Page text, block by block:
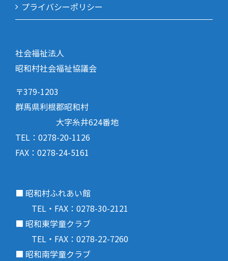
プライバシーポリシー
社会福祉法人
昭和村社会福祉協議会
〒379-1203
群馬県利根郡昭和村
大字糸井624番地
TEL：0278-20-1126
FAX：0278-24-5161
■ 昭和村ふれあい館
TEL・FAX：0278-30-2121
■ 昭和東学童クラブ
TEL・FAX：0278-22-7260
■ 昭和南学童クラブ